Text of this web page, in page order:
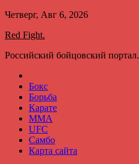
Skip
content
Четверг, Авг 6, 2026
Red Fight.
Российский бойцовский портал.
Бокс
Борьба
Карате
ММА
UFC
Самбо
Карта сайта